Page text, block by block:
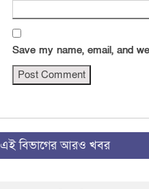
Save my name, email, and
এই বিভাগের আরও খবর